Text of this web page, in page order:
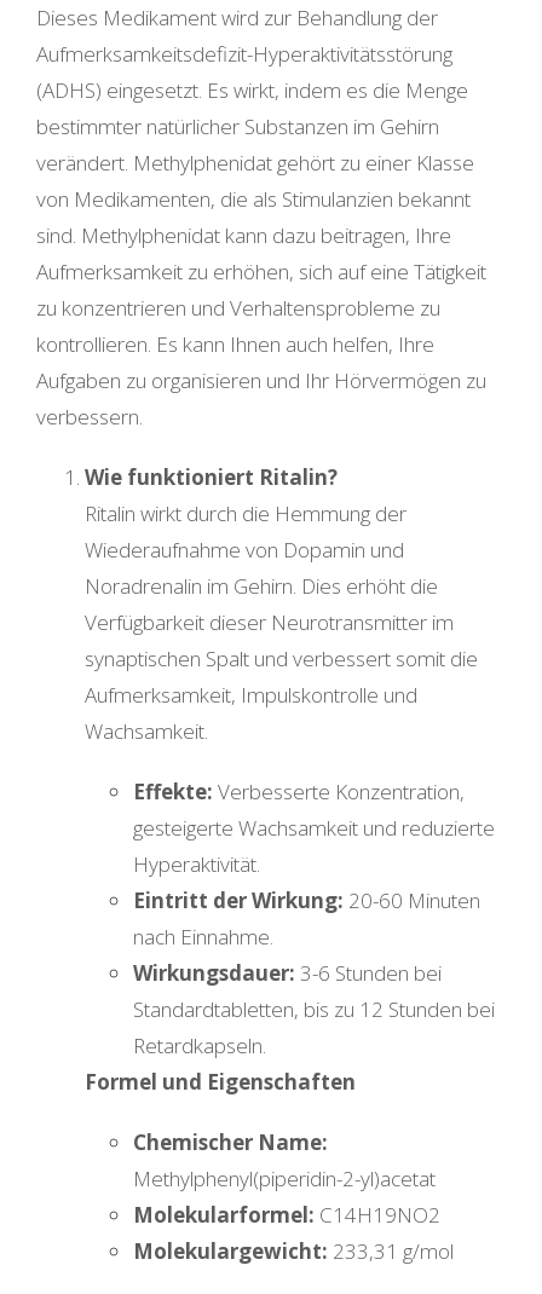
Kundenbewertungen 2.000,00 €
Dieses Medikament wird zur Behandlung der
Aufmerksamkeitsdefizit-Hyperaktivitätsstörung
(ADHS) eingesetzt. Es wirkt, indem es die Menge
bestimmter natürlicher Substanzen im Gehirn
verändert. Methylphenidat gehört zu einer Klasse
von Medikamenten, die als Stimulanzien bekannt
sind. Methylphenidat kann dazu beitragen, Ihre
Aufmerksamkeit zu erhöhen, sich auf eine Tätigkeit
zu konzentrieren und Verhaltensprobleme zu
kontrollieren. Es kann Ihnen auch helfen, Ihre
Aufgaben zu organisieren und Ihr Hörvermögen zu
verbessern.
Wie funktioniert Ritalin?
Ritalin wirkt durch die Hemmung der
Wiederaufnahme von Dopamin und
Noradrenalin im Gehirn. Dies erhöht die
Verfügbarkeit dieser Neurotransmitter im
synaptischen Spalt und verbessert somit die
Aufmerksamkeit, Impulskontrolle und
Wachsamkeit.
Effekte: Verbesserte Konzentration,
gesteigerte Wachsamkeit und reduzierte
Hyperaktivität.
Eintritt der Wirkung: 20-60 Minuten
nach Einnahme.
Wirkungsdauer: 3-6 Stunden bei
Standardtabletten, bis zu 12 Stunden bei
Retardkapseln.
Formel und Eigenschaften
Chemischer Name:
Methylphenyl(piperidin-2-yl)acetat
Molekularformel: C14H19NO2
Molekulargewicht: 233,31 g/mol